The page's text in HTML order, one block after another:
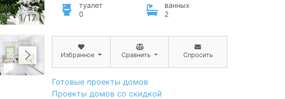
1/17
туалет
0
ванных
2
Избранное Сравнить Спросить
Готовые проекты домов
Проекты домов со скидкой